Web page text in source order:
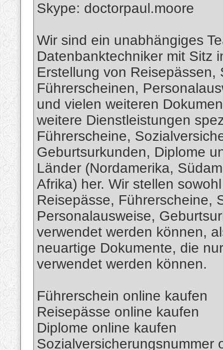
Skype: doctorpaul.moore
Wir sind ein unabhängiges
Datenbanktechniker mit Sitz
Erstellung von
Führerscheinen,
und vielen weiteren
weitere Dienstleistungen
Führerscheine,
Geburtsurkunden, Diplome
Länder (Nordamerika,
Afrika) her. Wir stellen
Reisepässe, Führerscheine,
Personalausweise,
verwendet werden können,
neuartige Dokumente, die
verwendet werden können.
Führerschein online kaufen
Reisepässe online kaufen
Diplome online kaufen
Sozialversicherungsnummer